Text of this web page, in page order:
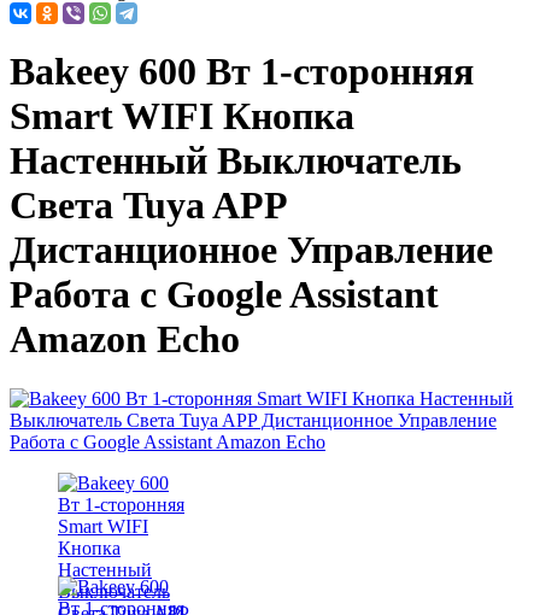
Bakeey 600 Вт 1-сторонняя
Smart WIFI Кнопка
Настенный Выключатель
Света Tuya APP
Дистанционное Управление
Работа с Google Assistant
Amazon Echo